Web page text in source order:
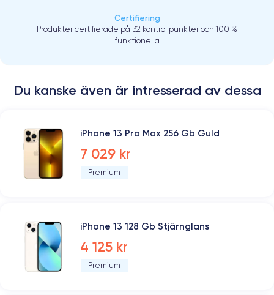
Certifiering
Produkter certifierade på 32 kontrollpunkter och 100 %
funktionella
Du kanske även är intresserad av dessa
iPhone 13 Pro Max 256 Gb Guld
7 029 kr
Premium
iPhone 13 128 Gb Stjärnglans
4 125 kr
Premium